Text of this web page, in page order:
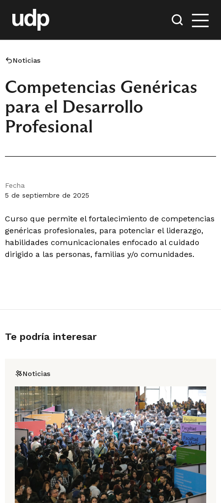
Noticias
Competencias Genéricas
para el Desarrollo
Profesional
Fecha
5 de septiembre de 2025
Curso que permite el fortalecimiento de competencias
genéricas profesionales, para potenciar el liderazgo,
habilidades comunicacionales enfocado al cuidado
dirigido a las personas, familias y/o comunidades.
Te podría interesar
Noticias